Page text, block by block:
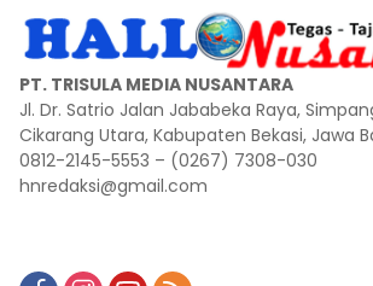
PT. TRISULA MEDIA NUSANTARA
Jl. Dr. Satrio Jalan Jababeka Raya,
Cikarang Utara, Kabupaten Bekasi, Jawa
0812-2145-5553 – (0267) 7308-030
hnredaksi@gmail.com